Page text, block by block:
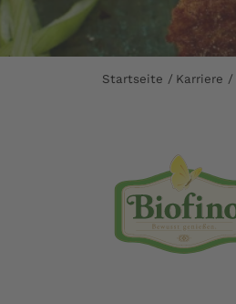
Startseite Karriere